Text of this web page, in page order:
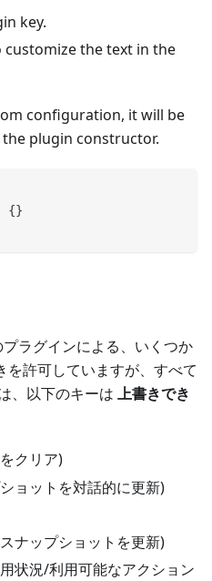
key.
customize the text in the
configuration, it will be
plugin constructor.
{}
ラグインによる、いくつか
許可していますが、すべて
、以下のキーは 上書きでき
クリア)
ョットを対話的に更新)
ナップショットを更新)
状況/利用可能なアクション